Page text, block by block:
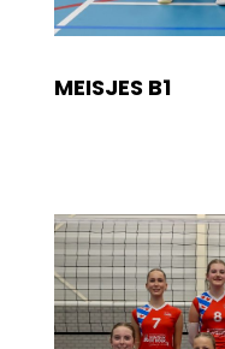
MEISJES B1